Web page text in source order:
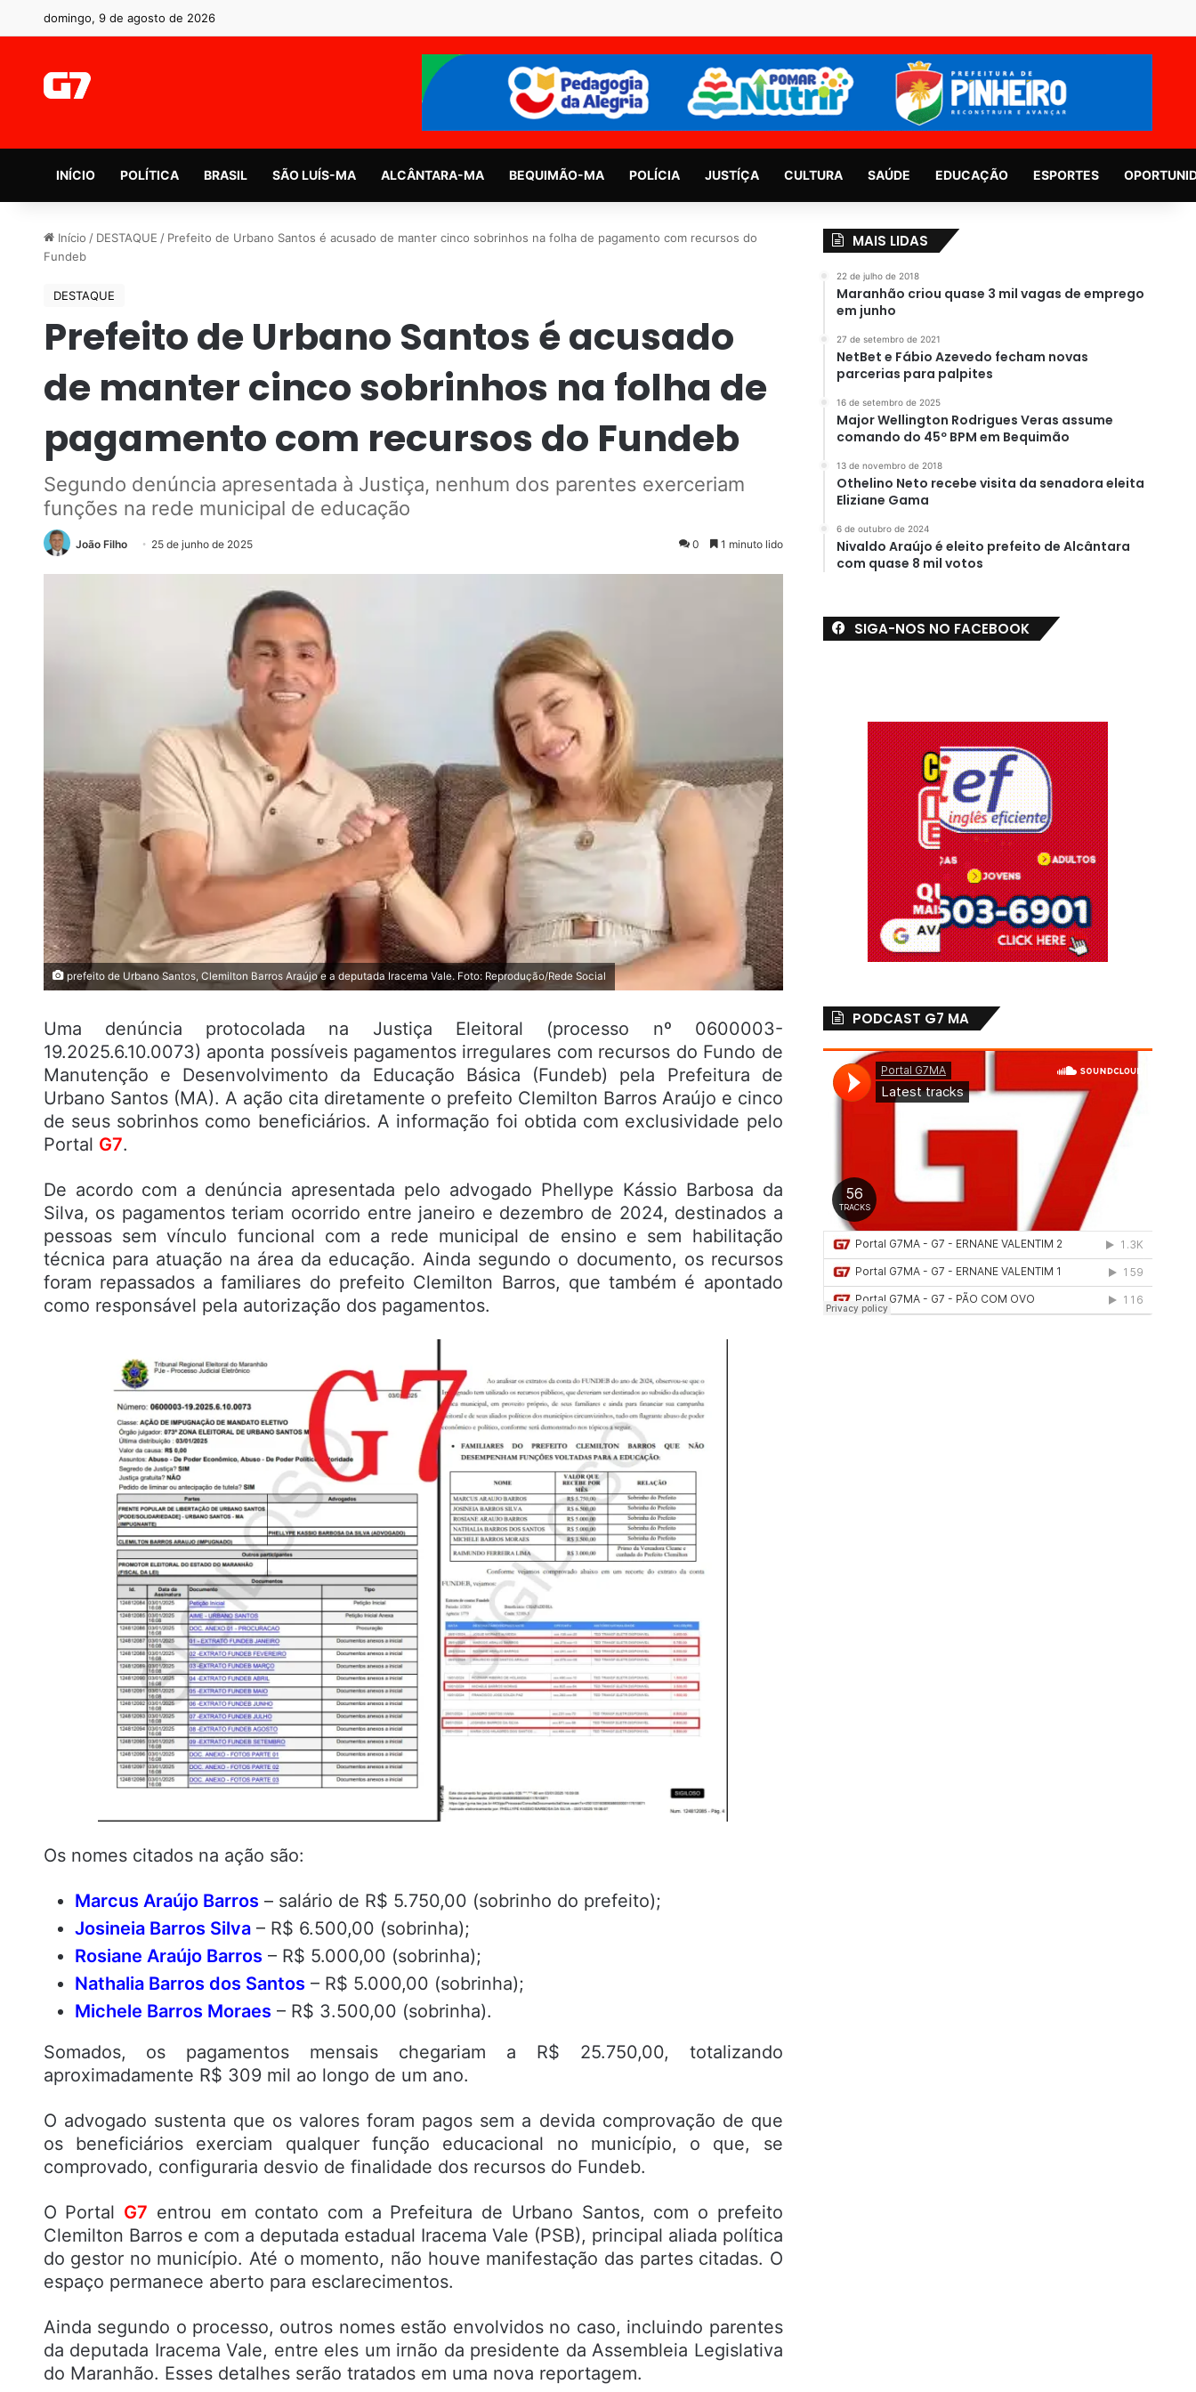
domingo, 9 de agosto de 2026
INÍCIO POLÍTICA BRASIL SÃO LUÍS-MA ALCÂNTARA-MA BEQUIMÃO-MA POLÍCIA JUSTÍÇA CULTURA SAÚDE EDUCAÇÃO ESPORTES
Início / DESTAQUE / Prefeito de Urbano Santos é acusado de manter cinco sobrinhos na folha de pagamento com recursos do
Fundeb
DESTAQUE
Prefeito de Urbano Santos é acusado
de manter cinco sobrinhos na folha de
pagamento com recursos do Fundeb
Segundo denúncia apresentada à Justiça, nenhum dos parentes exerceriam
funções na rede municipal de educação
João Filho 25 de junho de 2025 0 1 minuto lido
prefeito de Urbano Santos, Clemilton Barros Araújo e a deputada Iracema Vale. Foto: Reprodução/Rede Social
Uma denúncia protocolada na Justiça Eleitoral (processo nº 0600003-
19.2025.6.10.0073) aponta possíveis pagamentos irregulares com recursos do Fundo de
Manutenção e Desenvolvimento da Educação Básica (Fundeb) pela Prefeitura de
Urbano Santos (MA). A ação cita diretamente o prefeito Clemilton Barros Araújo e cinco
de seus sobrinhos como beneficiários. A informação foi obtida com exclusividade pelo
Portal G7.
De acordo com a denúncia apresentada pelo advogado Phellype Kássio Barbosa da
Silva, os pagamentos teriam ocorrido entre janeiro e dezembro de 2024, destinados a
pessoas sem vínculo funcional com a rede municipal de ensino e sem habilitação
técnica para atuação na área da educação. Ainda segundo o documento, os recursos
foram repassados a familiares do prefeito Clemilton Barros, que também é apontado
como responsável pela autorização dos pagamentos.
Os nomes citados na ação são:
Marcus Araújo Barros – salário de R$ 5.750,00 (sobrinho do prefeito);
Josineia Barros Silva– R$ 6.500,00 (sobrinha);
Rosiane Araújo Barros – R$ 5.000,00 (sobrinha);
Nathalia Barros dos Santos – R$ 5.000,00 (sobrinha);
Michele Barros Moraes – R$ 3.500,00 (sobrinha).
Somados, os pagamentos mensais chegariam a R$ 25.750,00, totalizando
aproximadamente R$ 309 mil ao longo de um ano.
O advogado sustenta que os valores foram pagos sem a devida comprovação de que
os beneficiários exerciam qualquer função educacional no município, o que, se
comprovado, configuraria desvio de finalidade dos recursos do Fundeb.
O Portal G7 entrou em contato com a Prefeitura de Urbano Santos, com o prefeito
Clemilton Barros e com a deputada estadual Iracema Vale (PSB), principal aliada política
do gestor no município. Até o momento, não houve manifestação das partes citadas. O
espaço permanece aberto para esclarecimentos.
Ainda segundo o processo, outros nomes estão envolvidos no caso, incluindo parentes
da deputada Iracema Vale, entre eles um irnão da presidente da Assembleia Legislativa
do Maranhão. Esses detalhes serão tratados em uma nova reportagem.
MAIS LIDAS
22 de julho de 2018
Maranhão criou quase 3 mil vagas de emprego
em junho
27 de setembro de 2021
NetBet e Fábio Azevedo fecham novas
parcerias para palpites
16 de setembro de 2025
Major Wellington Rodrigues Veras assume
comando do 45º BPM em Bequimão
13 de novembro de 2018
Othelino Neto recebe visita da senadora eleita
Eliziane Gama
6 de outubro de 2024
Nivaldo Araújo é eleito prefeito de Alcântara
com quase 8 mil votos
SIGA-NOS NO FACEBOOK
PODCAST G7 MA